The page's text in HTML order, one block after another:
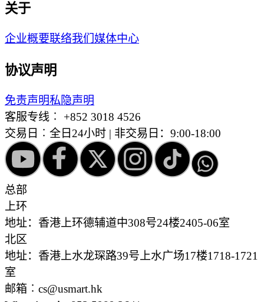
关于
企业概要联络我们 媒体中心
协议声明
免责声明私隐声明
客服专线︰ +852 3018 4526
交易日︰全日24小时 | 非交易日：9:00-18:00
总部
上环
地址：香港上环德辅道中308号24楼2405-06室
北区
地址：香港上水龙琛路39号上水广场17楼1718-1721
室
邮箱︰cs@usmart.hk